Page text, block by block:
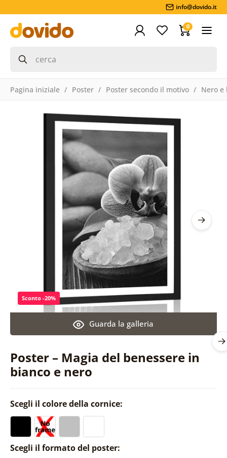
info@dovido.it
0
Pagina iniziale Poster Poster secondo il motivo Nero e
Poster – Magia del benessere in
bianco e nero
Guarda la galleria
Sconto -20%
Scegli il colore della cornice:
Scegli il formato del poster: